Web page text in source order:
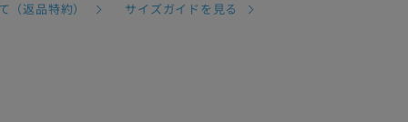
（返品特約）
サイズガイドを見る